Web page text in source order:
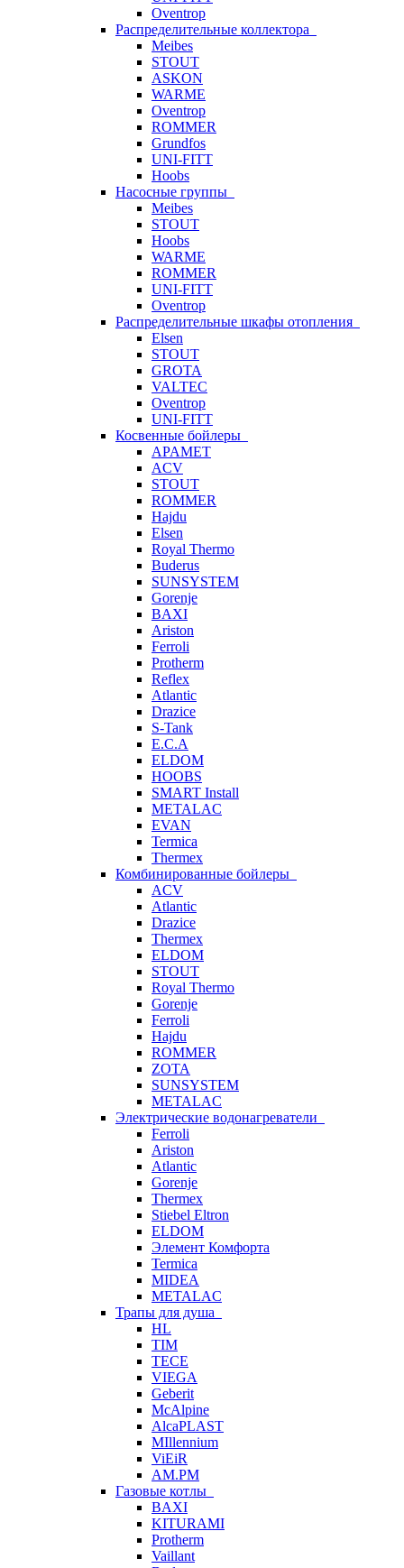
Oventrop
Распределительные коллектора
Meibes
STOUT
ASKON
WARME
Oventrop
ROMMER
Grundfos
UNI-FITT
Hoobs
Насосные группы
Meibes
STOUT
Hoobs
WARME
ROMMER
UNI-FITT
Oventrop
Распределительные шкафы отопления
Elsen
STOUT
GROTA
VALTEC
Oventrop
UNI-FITT
Косвенные бойлеры
APAMET
ACV
STOUT
ROMMER
Hajdu
Elsen
Royal Thermo
Buderus
SUNSYSTEM
Gorenje
BAXI
Ariston
Ferroli
Protherm
Reflex
Atlantic
Drazice
S-Tank
E.C.A
ELDOM
HOOBS
SMART Install
METALAC
EVAN
Termica
Thermex
Комбинированные бойлеры
ACV
Atlantic
Drazice
Thermex
ELDOM
STOUT
Royal Thermo
Gorenje
Ferroli
Hajdu
ROMMER
ZOTA
SUNSYSTEM
METALAC
Электрические водонагреватели
Ferroli
Ariston
Atlantic
Gorenje
Thermex
Stiebel Eltron
ELDOM
Элемент Комфорта
Termica
MIDEA
METALAC
Трапы для душа
HL
TIM
TECE
VIEGA
Geberit
McAlpine
AlcaPLAST
MIllennium
ViEiR
AM.PM
Газовые котлы
BAXI
KITURAMI
Protherm
Vaillant